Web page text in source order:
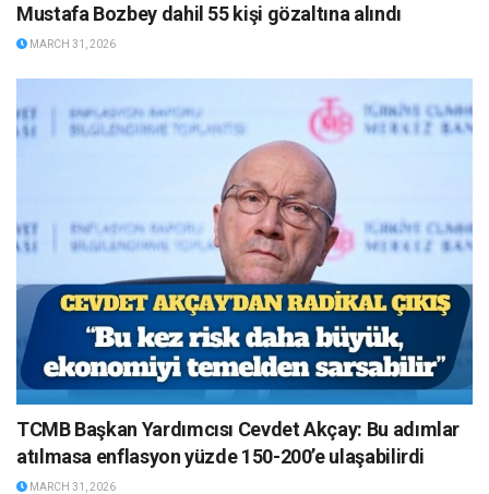
Mustafa Bozbey dahil 55 kişi gözaltına alındı
MARCH 31, 2026
TCMB Başkan Yardımcısı Cevdet Akçay: Bu adımlar
atılmasa enflasyon yüzde 150-200’e ulaşabilirdi
MARCH 31, 2026